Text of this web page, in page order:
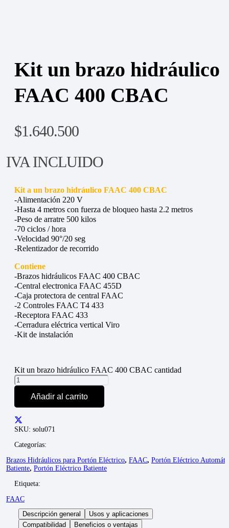
Kit un brazo hidráulico
FAAC 400 CBAC
$1.640.500
IVA INCLUIDO
Kit a un brazo hidráulico FAAC 400 CBAC
-Alimentación 220 V
-Hasta 4 metros con fuerza de bloqueo hasta 2.2 metros
-Peso de arratre 500 kilos
-70 ciclos / hora
-Velocidad 90°/20 seg
-Relentizador de recorrido
Contiene
-Brazos hidráulicos FAAC 400 CBAC
-Central electronica FAAC 455D
-Caja protectora de central FAAC
-2 Controles FAAC T4 433
-Receptora FAAC 433
-Cerradura eléctrica vertical Viro
-Kit de instalación
Kit un brazo hidráulico FAAC 400 CBAC cantidad
Añadir al carrito
SKU: solu071
Categorías:
Brazos Hidráulicos para Portón Eléctrico, FAAC, Portón Eléctrico
Batiente, Portón Eléctrico Batiente
Etiqueta:
FAAC
Descripción general
Usos y aplicaciones
Compatibilidad
Beneficios o ventajas